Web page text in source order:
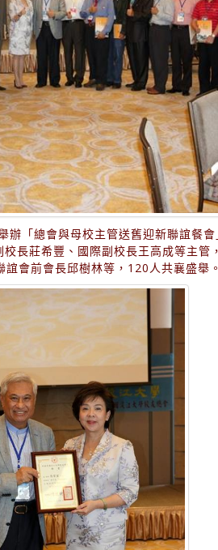
「總會與母校主管送舊迎新聯誼餐
長莊希豐、國際副校長王高成等主
會前會長邱樹林等，120人共襄盛舉